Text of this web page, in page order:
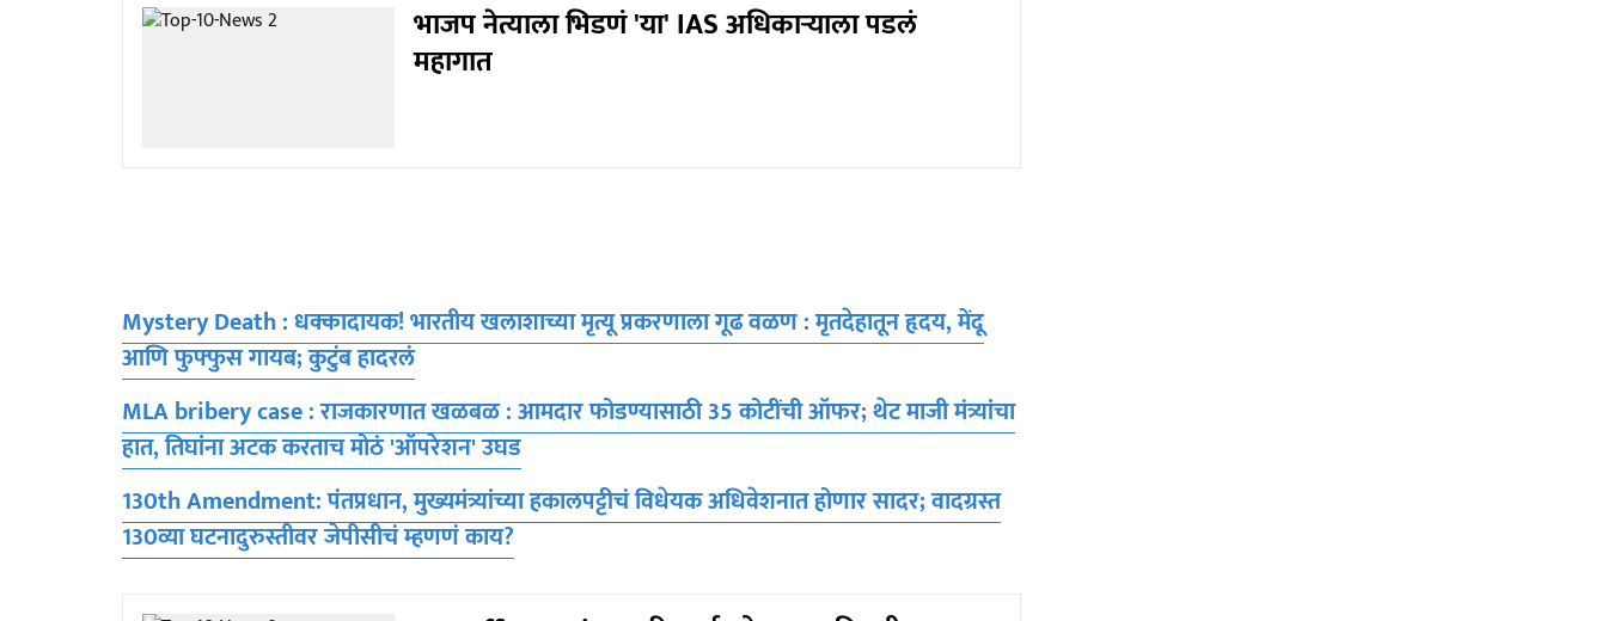
भाजप नेत्याला भिडणं 'या' IAS अधिकाऱ्याला पडलं
महागात
Mystery Death : धक्कादायक! भारतीय खलाशाच्या मृत्यू प्रकरणाला गूढ वळण : मृतदेहातून हृदय, मेंदू
आणि फुफ्फुस गायब; कुटुंब हादरलं
MLA bribery case : राजकारणात खळबळ : आमदार फोडण्यासाठी 35 कोटींची ऑफर; थेट माजी मंत्र्यांचा
हात, तिघांना अटक करताच मोठं 'ऑपरेशन' उघड
130th Amendment: पंतप्रधान, मुख्यमंत्र्यांच्या हकालपट्टीचं विधेयक अधिवेशनात होणार सादर; वादग्रस्त
130व्या घटनादुरुस्तीवर जेपीसीचं म्हणणं काय?